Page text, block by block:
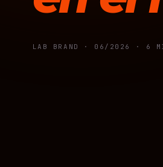
LAB BRAND · 06/2026 · 6